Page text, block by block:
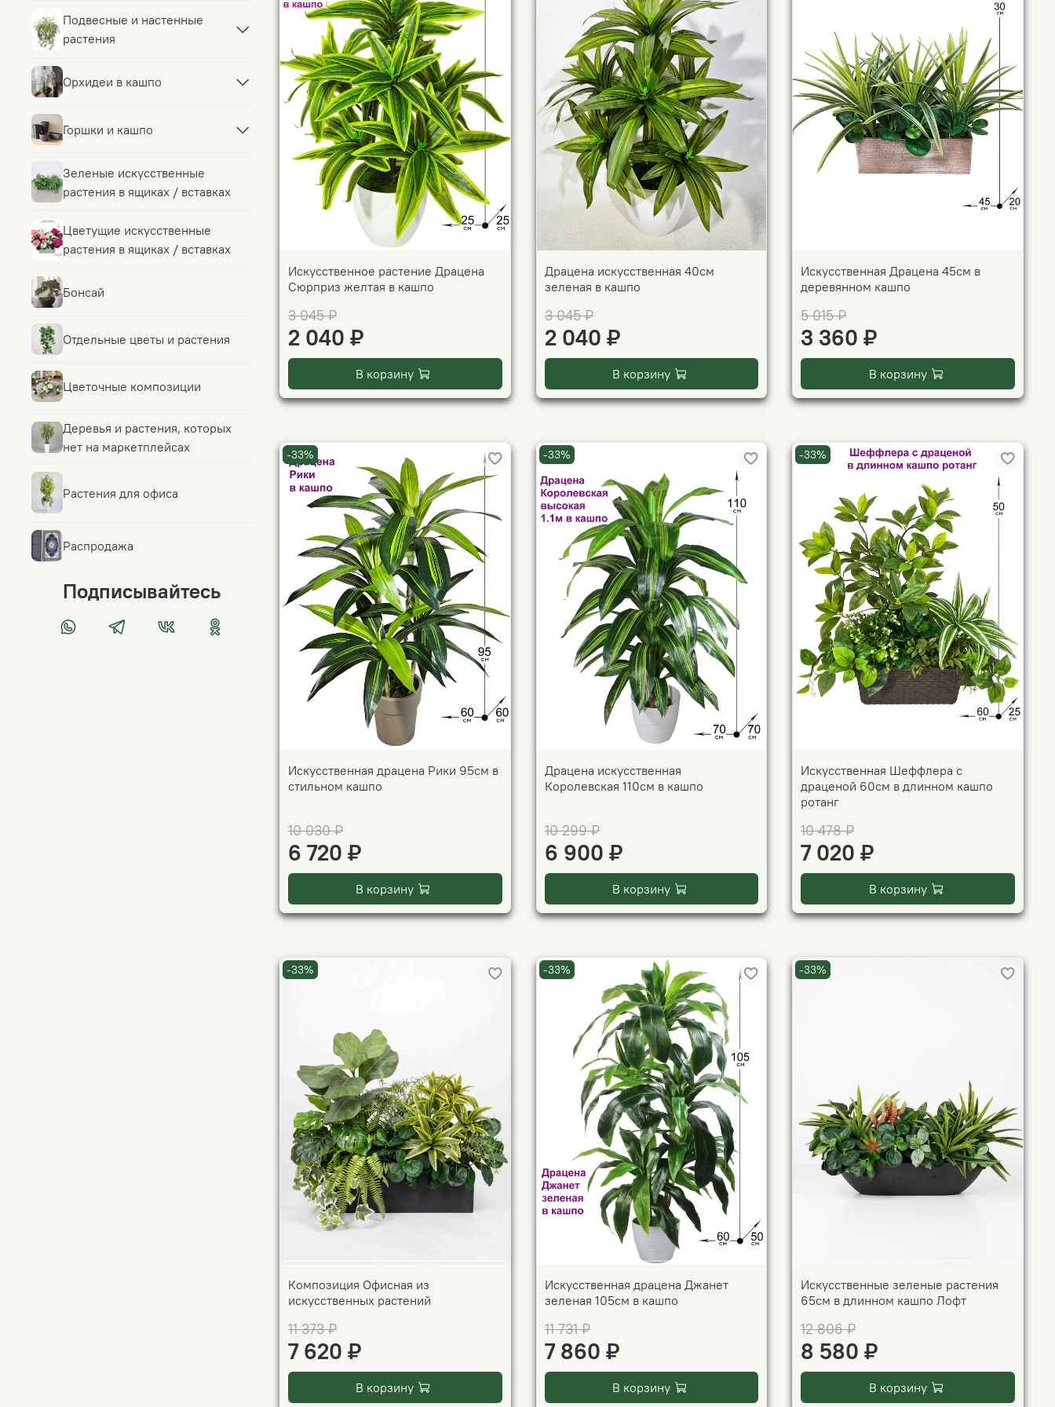
Искусственное растение Драцена
Сюрприз желтая в кашпо
3 045 ₽
2 040 ₽
В корзину
Драцена искусственная 40см
зеленая в кашпо
3 045 ₽
2 040 ₽
В корзину
Искусственная Драцена 45см в
деревянном кашпо
5 015 ₽
3 360 ₽
В корзину
-33%
Искусственная драцена Рики 95см в
стильном кашпо
10 030 ₽
6 720 ₽
В корзину
-33%
Драцена искусственная
Королевская 110см в кашпо
10 299 ₽
6 900 ₽
В корзину
-33%
Искусственная Шеффлера с
драценой 60см в длинном кашпо
ротанг
10 478 ₽
7 020 ₽
В корзину
-33%
Композиция Офисная из
искусственных растений
11 373 ₽
7 620 ₽
В корзину
-33%
Искусственная драцена Джанет
зеленая 105см в кашпо
11 731 ₽
7 860 ₽
В корзину
-33%
Искусственные зеленые растения
65см в длинном кашпо Лофт
12 806 ₽
8 580 ₽
В корзину
Подвесные и настенные
растения
Орхидеи в кашпо
Горшки и кашпо
Зеленые искусственные
растения в ящиках / вставках
Цветущие искусственные
растения в ящиках / вставках
Бонсай
Отдельные цветы и растения
Цветочные композиции
Деревья и растения, которых
нет на маркетплейсах
Растения для офиса
Распродажа
Подписывайтесь